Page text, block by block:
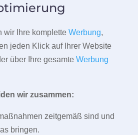
wir Ihre komplette Werbung,
jeden Klick auf Ihrer Website
über Ihre gesamte Werbung
wir zusammen:
zeitgemäß sind und
bringen.